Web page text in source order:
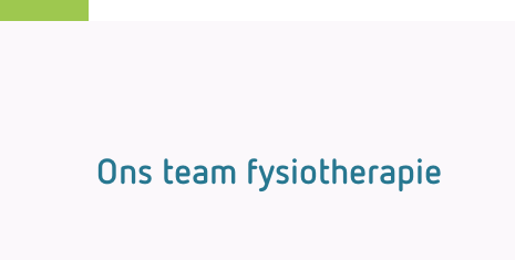
Ons team fysiotherapie